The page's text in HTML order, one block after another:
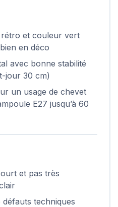
rétro et couleur vert
en déco
avec bonne stabilité
jour 30 cm)
un usage de chevet
E27 jusqu’à 60
et pas très
techniques